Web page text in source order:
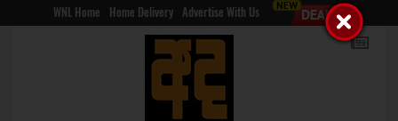
WNL Home Home Delivery Advertise With Us